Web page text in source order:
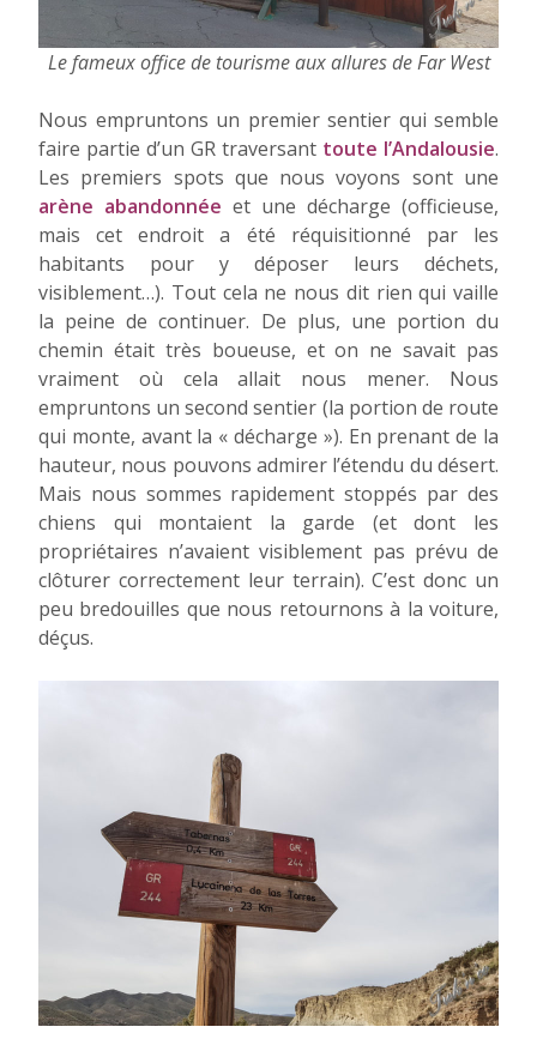
Le fameux office de tourisme aux allures de Far West
Nous empruntons un premier sentier qui semble
faire partie d’un GR traversant toute l’Andalousie.
Les premiers spots que nous voyons sont une
arène abandonnée et une décharge (officieuse,
mais cet endroit a été réquisitionné par les
habitants pour y déposer leurs déchets,
visiblement…). Tout cela ne nous dit rien qui vaille
la peine de continuer. De plus, une portion du
chemin était très boueuse, et on ne savait pas
vraiment où cela allait nous mener. Nous
empruntons un second sentier (la portion de route
qui monte, avant la « décharge »). En prenant de la
hauteur, nous pouvons admirer l’étendu du désert.
Mais nous sommes rapidement stoppés par des
chiens qui montaient la garde (et dont les
propriétaires n’avaient visiblement pas prévu de
clôturer correctement leur terrain). C’est donc un
peu bredouilles que nous retournons à la voiture,
déçus.